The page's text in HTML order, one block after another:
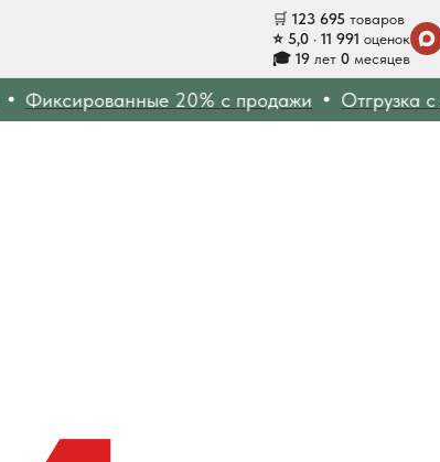
🛒 123 695 товаров
⭐ 5,0 · 11 991 оценок
🎓 19 лет 0 месяцев
Фиксированные 20% с продажи Отгрузка с